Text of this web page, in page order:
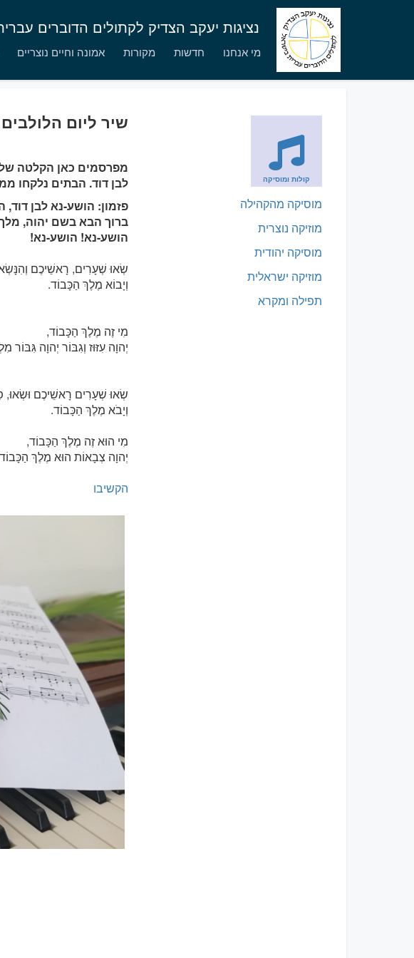
נציגות יעקב הצדיק לקתולים הדוברים
מי אנחנו חדשות מקורות אמונה וחיים נוצריים
קולות ומוסיקה
מוסיקה מהקהילה
מוזיקה נוצרית
מוסיקה יהודית
מוזיקה ישראלית
תפילה ומקרא
שיר ליום הלולבים
מפרסמים כאן הקלטה של
לבן דוד. הבתים נלקחו
פזמון: הושע-נא לבן
ברוך הבא בשם יהוה,
הושע-נא! הושע-נא!
שְׂאוּ שְׁעָרִים, רָאשֵׁיכֶם
וְיָבוֹא מֶלֶךְ הַכָּבוֹד.
מִי זֶה מֶלֶךְ הַכָּבוֹד,
יְהוָה עִזּוּז וְגִבּוֹר יְהוָה גִּבּוֹר
שְׂאוּ שְׁעָרִים רָאשֵׁיכֶם וּשְׂאוּ,
וְיָבֹא מֶלֶךְ הַכָּבוֹד.
מִי הוּא זֶה מֶלֶךְ הַכָּבוֹד,
יְהוָה צְבָאוֹת הוּא מֶלֶךְ
הקשיבו